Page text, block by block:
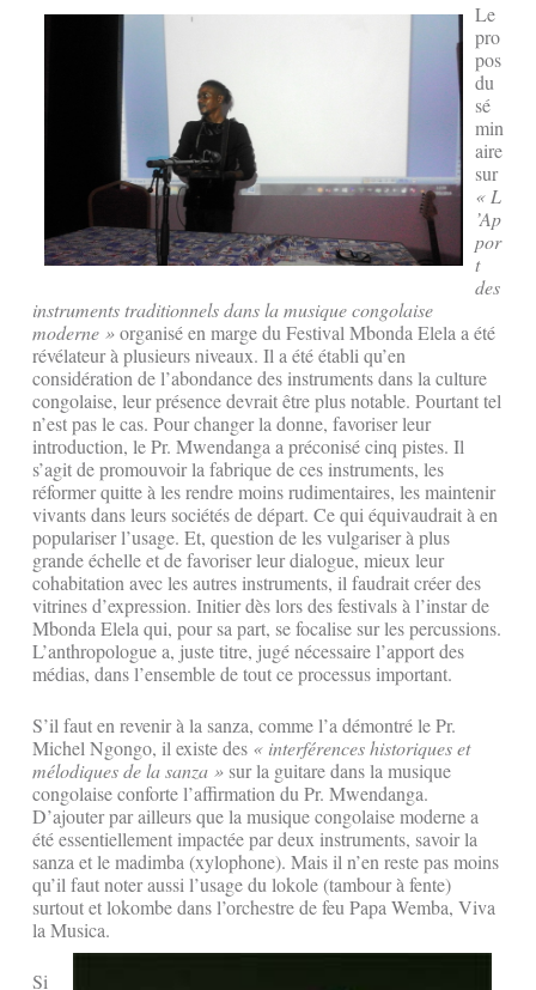
Le
pro
pos
du
sé
min
aire
sur
« L
’Ap
por
t
des
instruments traditionnels dans la musique congolaise
moderne »organisé en marge du Festival Mbonda Elela a été
révélateur à plusieurs niveaux. Il a été établi qu’en
considération de l’abondance des instruments dans la culture
congolaise, leur présence devrait être plus notable. Pourtant tel
n’est pas le cas. Pour changer la donne, favoriser leur
introduction, le Pr. Mwendanga a préconisé cinq pistes. Il
s’agit de promouvoir la fabrique de ces instruments, les
réformer quitte à les rendre moins rudimentaires, les maintenir
vivants dans leurs sociétés de départ. Ce qui équivaudrait à en
populariser l’usage. Et, question de les vulgariser à plus
grande échelle et de favoriser leur dialogue, mieux leur
cohabitation avec les autres instruments, il faudrait créer des
vitrines d’expression. Initier dès lors des festivals à l’instar de
Mbonda Elela qui, pour sa part, se focalise sur les percussions.
L’anthropologue a, juste titre, jugé nécessaire l’apport des
médias, dans l’ensemble de tout ce processus important.
S’il faut en revenir à la sanza, comme l’a démontré le Pr.
Michel Ngongo, il existe des « interférences historiques et
mélodiques de la sanza » sur la guitare dans la musique
congolaise conforte l’affirmation du Pr. Mwendanga.
D’ajouter par ailleurs que la musique congolaise moderne a
été essentiellement impactée par deux instruments, savoir la
sanza et le madimba (xylophone). Mais il n’en reste pas moins
qu’il faut noter aussi l’usage du lokole (tambour à fente)
surtout et lokombe dans l’orchestre de feu Papa Wemba, Viva
la Musica.
Si